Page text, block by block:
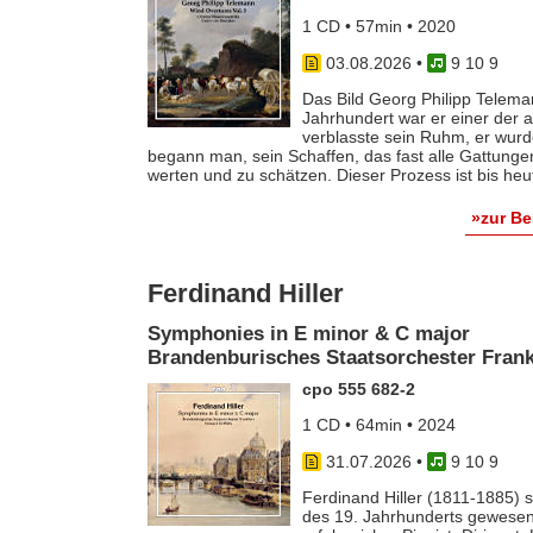
1 CD • 57min • 2020
03.08.2026 •
9 10 9
Das Bild Georg Philipp
Jahrhundert war er einer der
verblasste sein Ruhm, er
begann man, sein Schaffen, das fast alle
werten und zu schätzen. Dieser Prozess ist bis
»zur
Ferdinand Hiller
Symphonies in E minor & C major
Brandenburisches Staatsorchester
cpo 555 682-2
1 CD • 64min • 2024
31.07.2026 •
9 10 9
Ferdinand Hiller (1811-1885)
des 19. Jahrhunderts